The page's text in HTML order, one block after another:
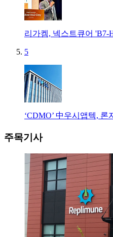
리가켐, 넥스트큐어 'B7-
5
‘CDMO’ 中우시앱텍,
주목기사